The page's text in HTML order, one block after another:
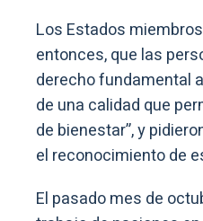
Los Estados
entonces, que las
derecho fundamental
de una calidad que
de bienestar”, y
el reconocimiento de
El pasado mes de